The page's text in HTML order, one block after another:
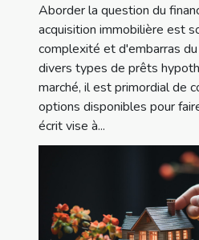
Aborder la question du
acquisition immobilière est
complexité et d'embarras
divers types de prêts
marché, il est primordial de
options disponibles pour
écrit vise à...